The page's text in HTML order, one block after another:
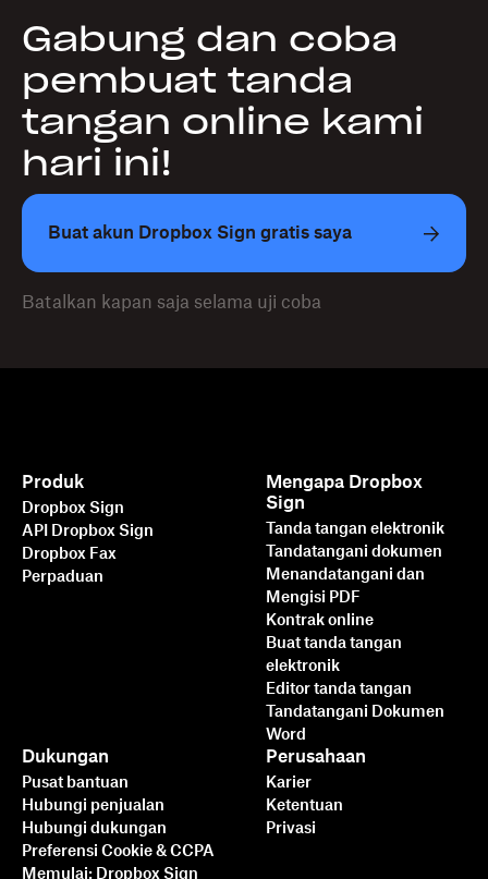
Gabung dan coba
pembuat tanda
tangan online kami
hari ini!
Buat akun Dropbox Sign gratis saya
Batalkan kapan saja selama uji coba
Produk
Dropbox Sign
API Dropbox Sign
Dropbox Fax
Perpaduan
Mengapa Dropbox
Sign
Tanda tangan elektronik
Tandatangani dokumen
Menandatangani dan
Mengisi PDF
Kontrak online
Buat tanda tangan
elektronik
Editor tanda tangan
Tandatangani Dokumen
Word
Dukungan
Pusat bantuan
Hubungi penjualan
Hubungi dukungan
Preferensi Cookie & CCPA
Memulai: Dropbox Sign
Perusahaan
Karier
Ketentuan
Privasi